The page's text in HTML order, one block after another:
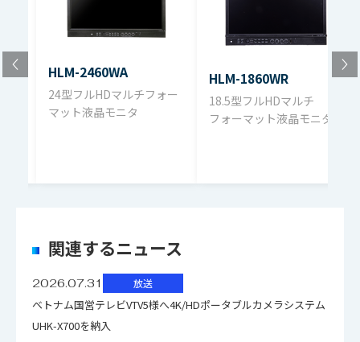
【概要】
•色域：BT.709/BT.2020
•YCbCr マトリクス：BT.709/BT.2020
＊EOTFがHLG1、HLG2あるいはS-Log3の場合に、液晶パ
圧縮表示します。その圧縮処理は4種のトーンマップで実現
しています。
コントラスト比 1500：1
モニタ間のばらつき
つきに個体差が出ます。定期的に個々のばらつき調整が必
要です。
長期安定性
運用環境の影響により、長期にわたるご使用ではホワイト
HLM-2460WA
24型フルHDマルチフォー
マット液晶モニタ
HLM-1860WR
18.5型フルHDマルチ
フォーマット液晶モニタ
関連するニュース
2026.07.31 放送
ベトナム国営テレビVTV5様へ4K/HDポータブルカメラシステム
UHK-X700を納入